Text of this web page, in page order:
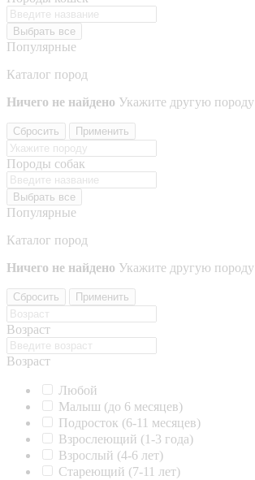
Выбрать все
Популярные
Каталог пород
Ничего не найдено Укажите другую породу
Сбросить Применить
Породы собак
Выбрать все
Популярные
Каталог пород
Ничего не найдено Укажите другую породу
Сбросить Применить
Возраст
Возраст
Любой
Малыш (до 6 месяцев)
Подросток (6-11 месяцев)
Взрослеющий (1-3 года)
Взрослый (4-6 лет)
Стареющий (7-11 лет)